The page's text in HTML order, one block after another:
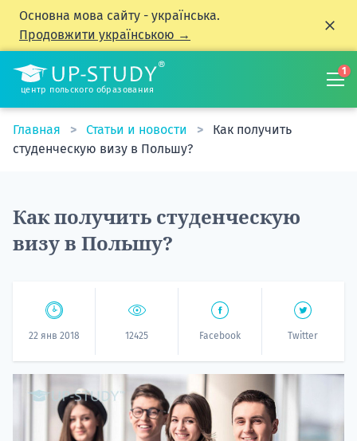
Основна мова сайту - українська.
Продовжити українською →
центр польского образования
1
Главная Статьи и новости
Как получить
студенческую визу в Польшу?
Как получить студенческую
визу в Польшу?
22 янв 2018 12425 Facebook Twitter